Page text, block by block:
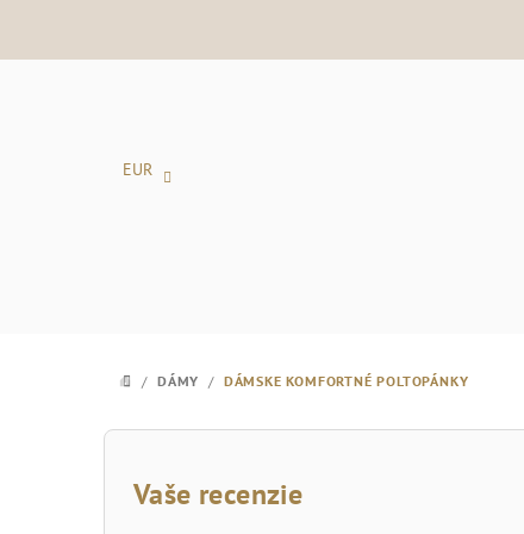
EUR
DOMOV
/ DÁMY / DÁMSKE KOMFORTNÉ POLTOPÁNKY
B
Vaše recenzie